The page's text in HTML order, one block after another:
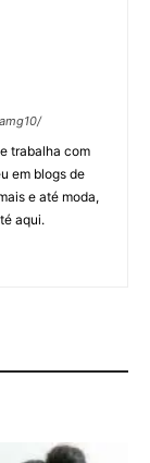
trabalha com
em blogs de
e até moda,
aqui.